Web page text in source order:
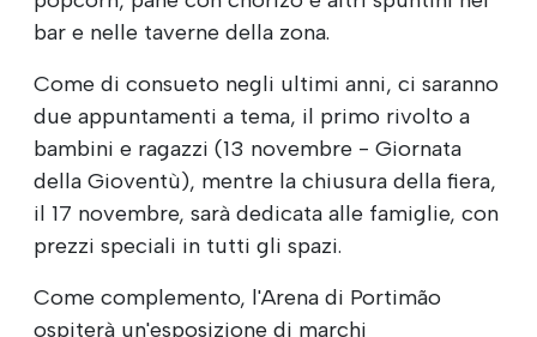
bar e nelle taverne della zona.
Come di consueto negli ultimi anni, ci saranno
due appuntamenti a tema, il primo rivolto a
bambini e ragazzi (13 novembre - Giornata
della Gioventù), mentre la chiusura della fiera,
il 17 novembre, sarà dedicata alle famiglie, con
prezzi speciali in tutti gli spazi.
Come complemento, l'Arena di Portimão
ospiterà un'esposizione di marchi